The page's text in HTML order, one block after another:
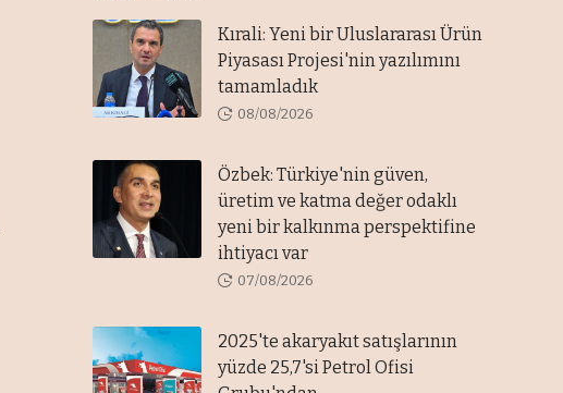
Kırali: Yeni bir Uluslararası Ürün
Piyasası Projesi'nin yazılımını
tamamladık
08/08/2026
Özbek: Türkiye'nin güven,
üretim ve katma değer odaklı
yeni bir kalkınma perspektifine
ihtiyacı var
07/08/2026
2025'te akaryakıt satışlarının
yüzde 25,7'si Petrol Ofisi